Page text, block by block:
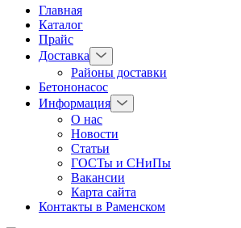
Главная
Каталог
Прайс
Доставка
Районы доставки
Бетононасос
Информация
О нас
Новости
Статьи
ГОСТы и СНиПы
Вакансии
Карта сайта
Контакты в Раменском